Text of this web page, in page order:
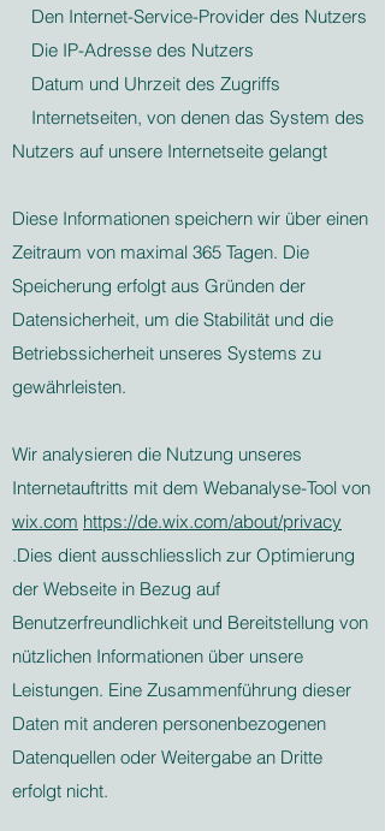
Den Internet-Service-Provider des Nutzers
Die IP-Adresse des Nutzers
Datum und Uhrzeit des Zugriffs
Internetseiten, von denen das System des
Nutzers auf unsere Internetseite gelangt
Diese Informationen speichern wir über einen
Zeitraum von maximal 365 Tagen. Die
Speicherung erfolgt aus Gründen der
Datensicherheit, um die Stabilität und die
Betriebssicherheit unseres Systems zu
gewährleisten.
Wir analysieren die Nutzung unseres
Internetauftritts mit dem Webanalyse-Tool von
wix.com https://de.wix.com/about/privacy
.Dies dient ausschliesslich zur Optimierung
der Webseite in Bezug auf
Benutzerfreundlichkeit und Bereitstellung von
nützlichen Informationen über unsere
Leistungen. Eine Zusammenführung dieser
Daten mit anderen personenbezogenen
Datenquellen oder Weitergabe an Dritte
erfolgt nicht.